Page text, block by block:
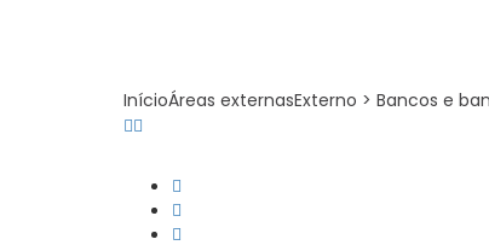
InícioÁreas externasExterno > Bancos e